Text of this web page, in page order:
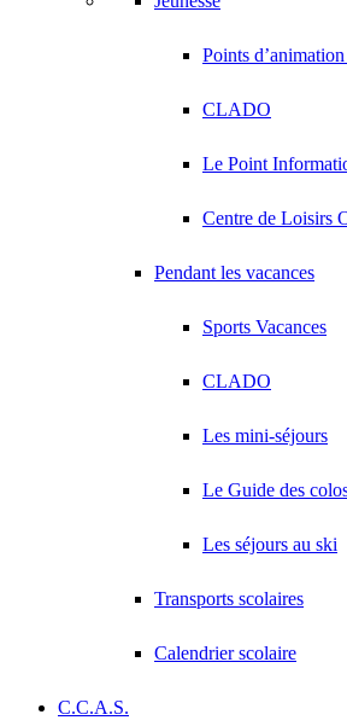
Points
CLADO
Le Point
Centre de Loisirs
Pendant les vacances
Sports Vacances
CLADO
Les mini-séjours
Le Guide des
Les séjours au ski
Transports scolaires
Calendrier scolaire
C.C.A.S.